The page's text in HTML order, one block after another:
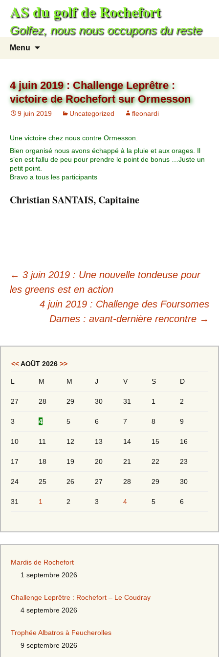
AS du golf de Rochefort
Golfez, nous nous occupons du reste
Menu
4 juin 2019 : Challenge Leprêtre :
victoire de Rochefort sur Ormesson
9 juin 2019 Uncategorized fleonardi
Une victoire chez nous contre Ormesson.
Bien organisé nous avons échappé à la pluie et aux orages. Il
s’en est fallu de peu pour prendre le point de bonus …Juste un
petit point.
Bravo a tous les participants
Christian SANTAIS, Capitaine
← 3 juin 2019 : Une nouvelle tondeuse pour
les greens est en action
4 juin 2019 : Challenge des Foursomes
Dames : avant-dernière rencontre →
<<AOÛT 2026 >>
L M M J V S D
27 28 29 30 31 1 2
3 4 5 6 7 8 9
10 11 12 13 14 15 16
17 18 19 20 21 22 23
24 25 26 27 28 29 30
31 1 2 3 4 5 6
Mardis de Rochefort
1 septembre 2026
Challenge Leprêtre : Rochefort – Le Coudray
4 septembre 2026
Trophée Albatros à Feucherolles
9 septembre 2026